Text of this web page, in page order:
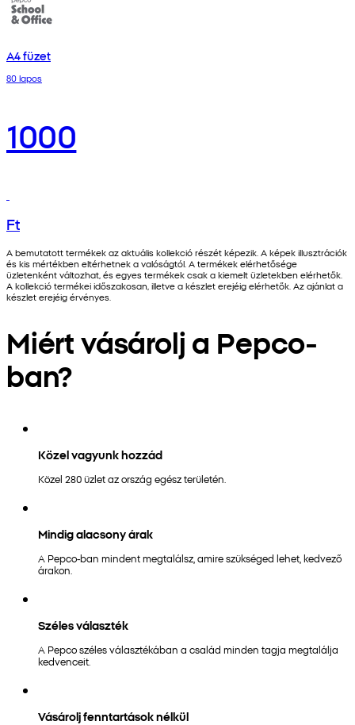
A4 füzet
80 lapos
1000
Ft
A bemutatott termékek az aktuális kollekció részét képezik. A képek illusztrációk
és kis mértékben eltérhetnek a valóságtól. A termékek elérhetősége
üzletenként változhat, és egyes termékek csak a kiemelt üzletekben elérhetők.
A kollekció termékei időszakosan, illetve a készlet erejéig elérhetők. Az ajánlat a
készlet erejéig érvényes.
Miért vásárolj a Pepco-
ban?
Közel vagyunk hozzád
Közel 280 üzlet az ország egész területén.
Mindig alacsony árak
A Pepco-ban mindent megtalálsz, amire szükséged lehet, kedvező
árakon.
Széles választék
A Pepco széles választékában a család minden tagja megtalálja
kedvenceit.
Vásárolj fenntartások nélkül